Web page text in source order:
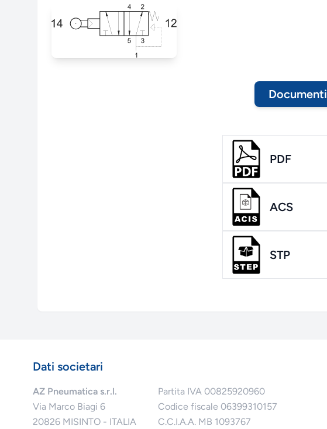
Documenti
PDF
ACS
STP
Dati societari
AZ Pneumatica s.r.l.
Via Marco Biagi 6
20826 MISINTO - ITALIA
Partita IVA 00825920960
Codice fiscale 06399310157
C.C.I.A.A. MB 1093767